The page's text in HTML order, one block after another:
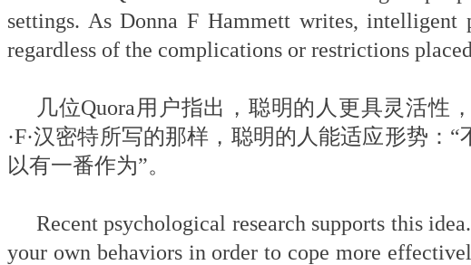
settings. As Donna F Hammett writes,
regardless of the complications or restrictions
几位Quora用户指出，聪明的人更具灵活性
·F·汉密特所写的那样，聪明的人能适应形势：
以有一番作为”。
Recent psychological research supports this
your own behaviors in order to cope more